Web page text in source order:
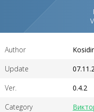
Author
Update
Ver. 0.4.2
Category